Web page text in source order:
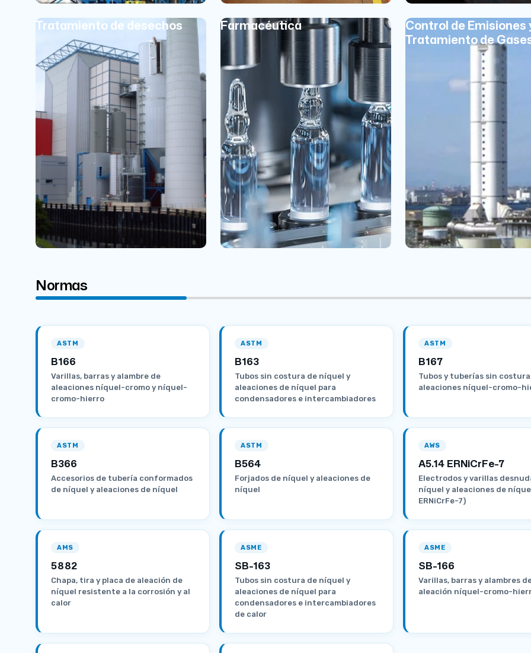
Tratamiento de desechos Farmacéutica
Control de Emisiones
Tratamiento de
Normas
ASTM
B166
Varillas, barras y alambre de
aleaciones níquel-cromo y níquel-
cromo-hierro
ASTM
B163
Tubos sin costura de níquel y
aleaciones de níquel para
condensadores e intercambiadores
ASTM
B167
Tubos y tuberías sin
aleaciones níquel-cromo-
ASTM
B366
Accesorios de tubería conformados
de níquel y aleaciones de níquel
ASTM
B564
Forjados de níquel y aleaciones de
níquel
AWS
A5.14 ERNiCrFe-7
Electrodos y varillas
níquel y aleaciones de
ERNiCrFe-7)
AMS
5882
Chapa, tira y placa de aleación de
níquel resistente a la corrosión y al
calor
ASME
SB-163
Tubos sin costura de níquel y
aleaciones de níquel para
condensadores e intercambiadores
de calor
ASME
SB-166
Varillas, barras y alambres
aleación níquel-cromo-